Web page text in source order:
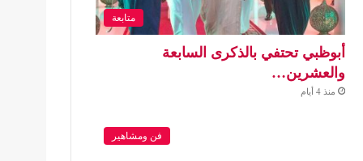
متابعة
أبوظبي تحتفي بالذكرى السابعة
والعشرين…
منذ 4 أيام
فن ومشاهير